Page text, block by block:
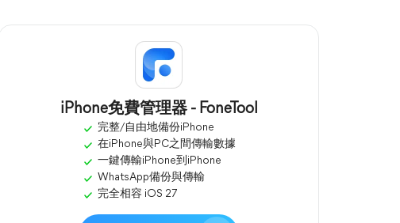
iPhone免費管理器 - FoneTool
完整/自由地備份iPhone
在iPhone與PC之間傳輸數據
一鍵傳輸iPhone到iPhone
WhatsApp備份與傳輸
完全相容 iOS 27